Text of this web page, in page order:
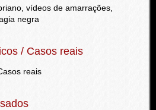
vídeos de amarrações,
negra
/ Casos reais
reais